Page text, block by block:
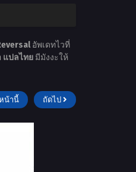
อัพเดทไวที่
แปลไทย มีมังงะให้
น้านี้ ถัดไป